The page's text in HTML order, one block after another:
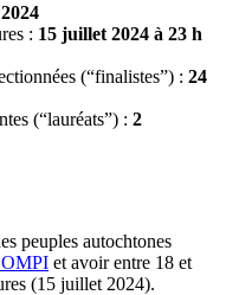
: 15 juillet 2024 à 23 h
(“finalistes”) : 24
(“lauréats”) : 2
peuples autochtones
et avoir entre 18 et
(15 juillet 2024).